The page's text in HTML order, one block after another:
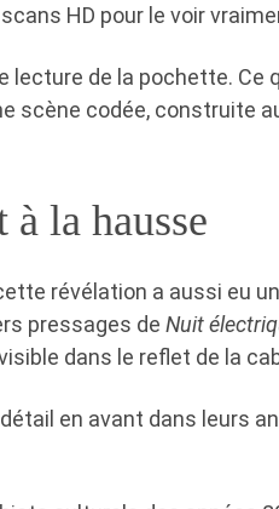
HD pour le voir
lecture de la pochette. Ce
scène codée, construite
la hausse
révélation a aussi eu
pressages de Nuit
dans le reflet de la
en avant dans leurs